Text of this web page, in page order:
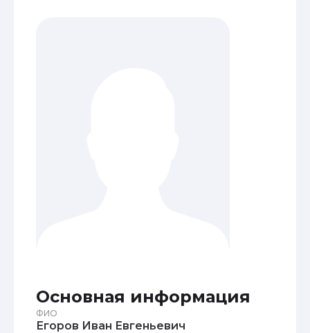
Основная информация
ФИО
Егоров Иван Евгеньевич